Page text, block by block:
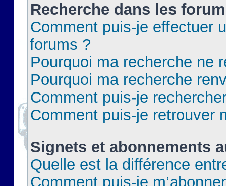
Recherche dans les
Comment puis-je effectuer
forums ?
Pourquoi ma recherche ne
Pourquoi ma recherche
Comment puis-je
Comment puis-je retrouver
Signets et abonnements
Quelle est la différence
Comment puis-je